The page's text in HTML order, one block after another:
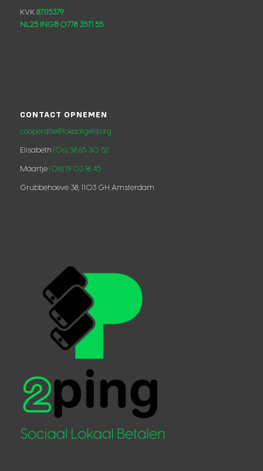
KVK 87115379
NL25 INGB 0778 3571 55
CONTACT OPNEMEN
cooperatie@lokaalgeld.org
Elisabeth (06) 38 65 30 52
Maartje (06) 19 03 96 45
Grubbehoeve 38, 1103 GH Amsterdam